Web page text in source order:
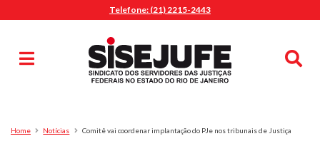
Telefone: (21) 2215-2443
Pesquisa
Home Notícias Comitê vai coordenar implantação do PJe nos tribunais de Justiça
MENU
Sindicalize-se